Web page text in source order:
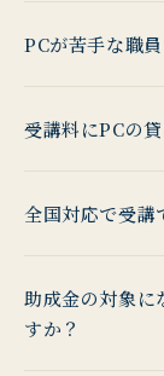
PCが苦手な職
受講料にPCの
全国対応で受講
助成金の対象に
すか？